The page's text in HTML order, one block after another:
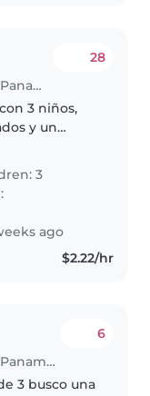
Babysitting job in Panama City
28
3 niños,
y un
de
mucha
y sobre
3
ago
$2.22/hr
Babysitting job in Panama City
6
3 busco una